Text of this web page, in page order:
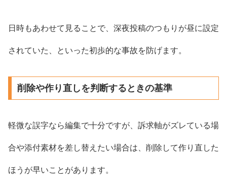
日時もあわせて見ることで、深夜投稿のつもりが昼に設定
されていた、といった初歩的な事故を防げます。
削除や作り直しを判断するときの基準
軽微な誤字なら編集で十分ですが、訴求軸がズレている場
合や添付素材を差し替えたい場合は、削除して作り直した
ほうが早いことがあります。